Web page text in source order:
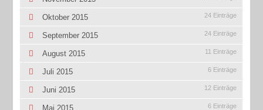
Oktober 2015 24 Einträge
September 2015 24 Einträge
August 2015 11 Einträge
Juli 2015 6 Einträge
Juni 2015 12 Einträge
Mai 2015 6 Einträge